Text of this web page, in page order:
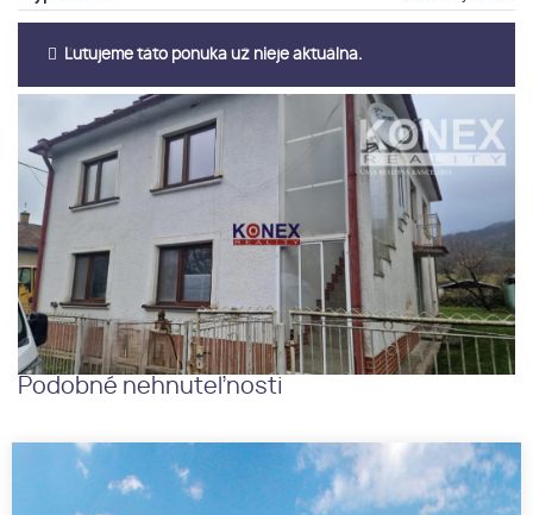
Ľutujeme táto ponuka už nieje aktuálna.
Podobné nehnuteľnosti